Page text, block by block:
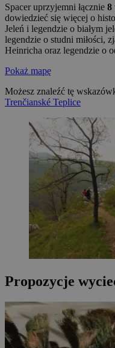
Spacer uprzyjemni łącznie 8
dowiedzieć się więcej o
Jeleń i legendzie o białym
legendzie o studni miłości,
Heinricha oraz legendzie o
Pokaż mapę
Możesz znaleźć tę
Trenčianské Teplice
Propozycje